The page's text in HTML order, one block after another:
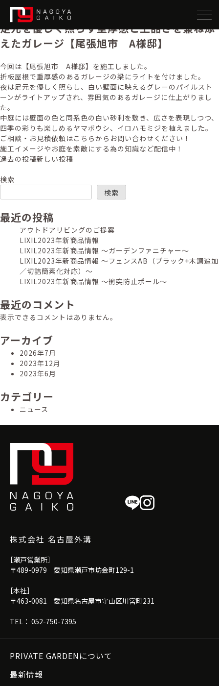
施工事例タグ:
足元を優しく照らす重厚感と上品さを兼ね添
えたガレージ【尾張旭市 A様邸】
今回は【尾張旭市 A様邸】を施工しました。
折板屋根で重厚感のあるガレージの梁にライトを付けました。
夜は足元を優しく照らし、白い壁面に映えるグレーのパイルスト
ーンがライトアップされ、雰囲気のあるガレージに仕上がりまし
た。
中庭には壁面の色と同系色の白い砂利を敷き、広さを表現しつつ、
四季の彩りも楽しめるヤマボウシ、イロハモミジを植えました。
ご相談・お見積依頼はこちらからお問い合わせください！
施工イメージやお庭を素敵にする為の知識など配信中！
投
稿
ゲ
過去の投稿新しい投稿
検索
検索
最近の投稿
アウトドアリビングのご提案
LIXIL2023年新商品情報
LIXIL2023年新商品情報 ～ガーデンファニチャー～
LIXIL2023年新商品情報 ～フェンスAB（ブラック+木調追加
／切詰簡素化対応）～
LIXIL2023年新商品情報 ～衝突防止ポール～
最近のコメント
表示できるコメントはありません。
アーカイブ
2026年7月
2023年12月
2023年6月
カテゴリー
ニュース
株式会社 名古屋外溝
［瀬戸営業所］
〒489-0979 愛知県瀬戸市坊金町129-1
［本社］
〒463-0081 愛知県名古屋市守山区川宮町231
TEL： 052-750-7395
PRIVATE GARDENについて
最新情報